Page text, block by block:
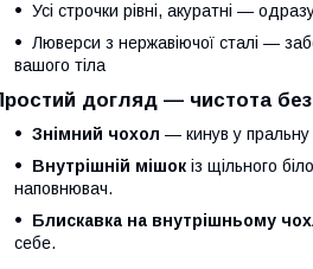
Усі строчки рівні, акуратні —
Люверси з нержавіючої сталі —
вашого тіла
догляд — чистота
Знімний чохол — кинув у пральну
Внутрішній мішок із щільного
наповнювач.
Блискавка на внутрішньому
себе.